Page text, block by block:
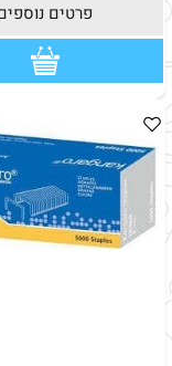
פרטים